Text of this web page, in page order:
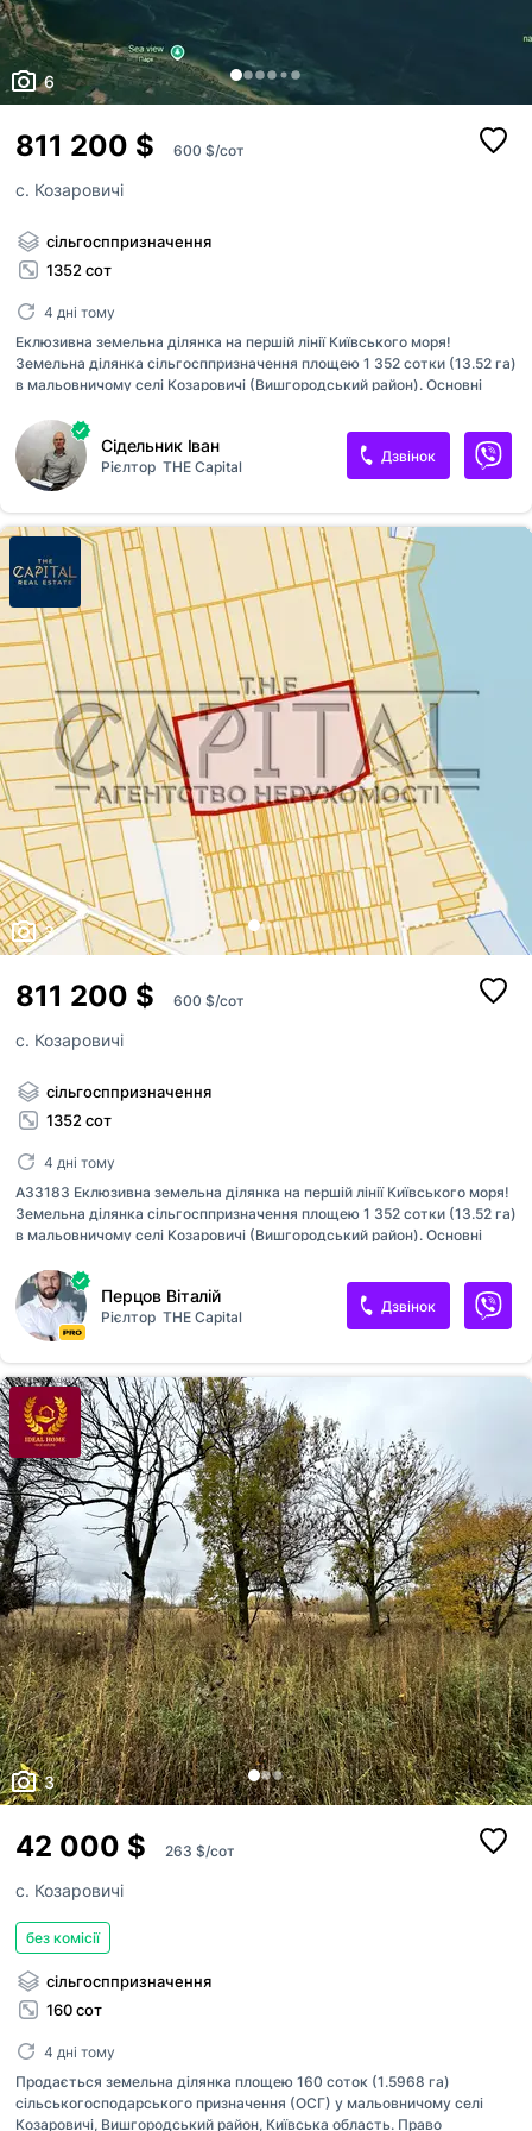
6
811 200 $ 600 $/сот
с. Козаровичі
сільгосппризначення
1352 сот
4 дні тому
Еклюзивна земельна ділянка на першій лінії Київського моря!
Земельна ділянка сільгосппризначення площею 1 352 сотки (13.52 га)
в мальовничому селі Козаровичі (Вишгородський район). Основні
Київське море — неймовірні краєвиди, свіже повітря та чиста
природа. Масштаб та потенціал: Площа 13.52 га дозволяє
реалізувати різноманітні бізнес-ідеї, агропроекти або інвестиційні
концепції. Локація: Вишгородський район, с. Козаровичі — зручне
сполучення з Києвом та екологічно чиста зона. Вигідна ціна: Всього
$600 за сотку (Загальна вартість: $811 200). Ідеально підходить для:
масштабних інвестиційних проектів, рекреаційного бізнесу,...
Сідельник Іван
Рієлтор THE Capital
Дзвінок
3
811 200 $ 600 $/сот
с. Козаровичі
сільгосппризначення
1352 сот
4 дні тому
A33183 Еклюзивна земельна ділянка на першій лінії Київського моря!
Земельна ділянка сільгосппризначення площею 1 352 сотки (13.52 га)
в мальовничому селі Козаровичі (Вишгородський район). Основні
Київське море — неймовірні краєвиди, свіже повітря та чиста
природа. Масштаб та потенціал: Площа 13.52 га дозволяє
реалізувати різноманітні бізнес-ідеї, агропроекти або інвестиційні
концепції. Локація: Вишгородський район, с. Козаровичі — зручне
сполучення з Києвом та екологічно чиста зона. Вигідна ціна: Всього
$600 за сотку (Загальна вартість: $811 200). Ідеально підходить для:
масштабних інвестиційних проектів, рекреаційного б...
Перцов Віталій
Рієлтор THE Capital
Дзвінок
3
42 000 $ 263 $/сот
с. Козаровичі
без комісії
сільгосппризначення
160 сот
4 дні тому
Продається земельна ділянка площею 160 соток (1.5968 га)
сільськогосподарського призначення (ОСГ) у мальовничому селі
Козаровичі, Вишгородський район, Київська область. Право